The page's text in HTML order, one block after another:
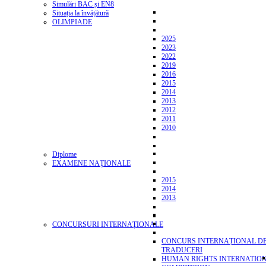
Simulări BAC și EN8
Situația la învățătură
OLIMPIADE
2025
2023
2022
2019
2016
2015
2014
2013
2012
2011
2010
Diplome
EXAMENE NAŢIONALE
2015
2014
2013
CONCURSURI INTERNAȚIONALE
CONCURS INTERNAȚIONAL
TRADUCERI
HUMAN RIGHTS